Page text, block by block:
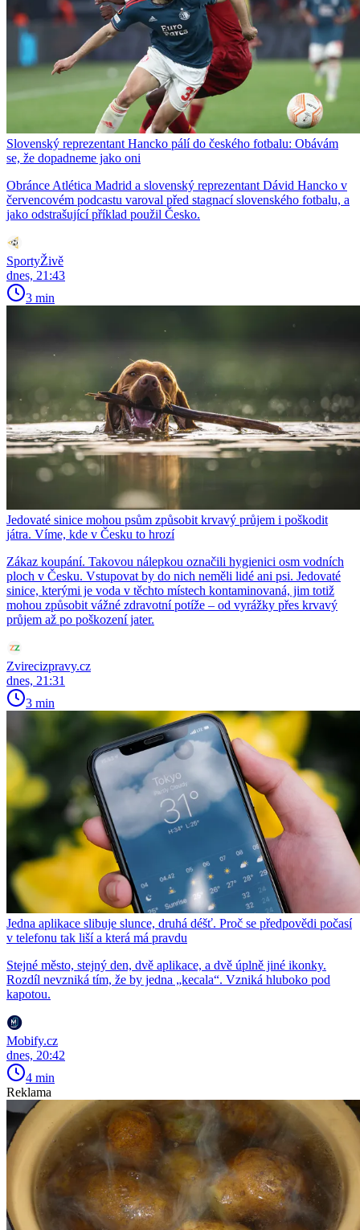
Slovenský reprezentant Hancko pálí do českého fotbalu: Obávám
se, že dopadneme jako oni
Obránce Atlética Madrid a slovenský reprezentant Dávid Hancko v
červencovém podcastu varoval před stagnací slovenského fotbalu, a
jako odstrašující příklad použil Česko.
SportyŽivě
dnes, 21:43
3 min
Jedovaté sinice mohou psům způsobit krvavý průjem i poškodit
játra. Víme, kde v Česku to hrozí
Zákaz koupání. Takovou nálepkou označili hygienici osm vodních
ploch v Česku. Vstupovat by do nich neměli lidé ani psi. Jedovaté
sinice, kterými je voda v těchto místech kontaminovaná, jim totiž
mohou způsobit vážné zdravotní potíže – od vyrážky přes krvavý
průjem až po poškození jater.
Zvirecizpravy.cz
dnes, 21:31
3 min
Jedna aplikace slibuje slunce, druhá déšť. Proč se předpovědi počasí
v telefonu tak liší a která má pravdu
Stejné město, stejný den, dvě aplikace, a dvě úplně jiné ikonky.
Rozdíl nevzniká tím, že by jedna „kecala“. Vzniká hluboko pod
kapotou.
Mobify.cz
dnes, 20:42
4 min
Reklama